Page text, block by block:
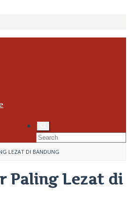
LEZAT DI BANDUNG
Paling Lezat di